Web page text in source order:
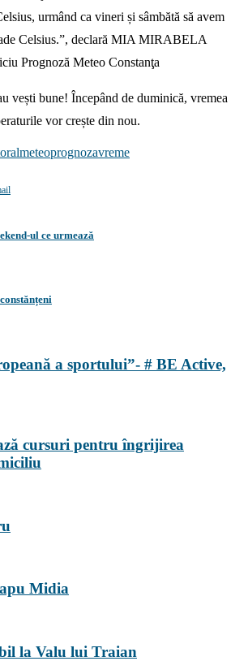
urmând ca vineri și sâmbătă să avem
Celsius.”, declară MIA MIRABELA
Prognoză Meteo Constanţa
vești bune! Începând de duminică, vremea
vor crește din nou.
meteoprognozavreme
ul ce urmează
a sportului”- # BE Active,
cursuri pentru îngrijirea
Midia
la Valu lui Traian